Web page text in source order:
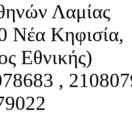
Λαμίας
Νέα Κηφισία,
Εθνικής)
,